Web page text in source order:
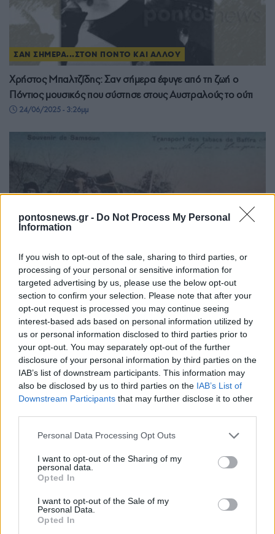
pontosnews.gr - Do Not Process My Personal
Information
If you wish to opt-out of the sale, sharing to third parties, or
processing of your personal or sensitive information for
targeted advertising by us, please use the below opt-out
section to confirm your selection. Please note that after your
opt-out request is processed you may continue seeing
interest-based ads based on personal information utilized by
us or personal information disclosed to third parties prior to
your opt-out. You may separately opt-out of the further
disclosure of your personal information by third parties on the
IAB’s list of downstream participants. This information may
also be disclosed by us to third parties on the IAB’s List of
Downstream Participants that may further disclose it to other
Please note that this website/app uses one or more Google
not limited to your visit or usage behaviour. You may click to
grant or deny consent to Google and its third-party tags to
use your data for below specified purposes in below Google
consent section.
Personal Data Processing Opt Outs
I want to opt-out of the Sharing of my
personal data.
Opted In
I want to opt-out of the Sale of my
Personal Data.
Opted In
ΣΑΝ ΣΗΜΕΡΑ...ΣΤΟΝ ΠΟΝΤΟ ΚΑΙ ΑΛΛΟΥ
Χρήστος Μπαλτζίδης: Σαν σήμερα έφυγε από τη ζωή o
Πόντιος μουσικός που σύστησε στους Αυστραλούς το ούτι
24/06/2025 - 3:26μμ
Μαρτυρία Κωνσταντίνου Αθανασιάδη: «Είδα γεμάτα πηγάδια
από κατασφαγμένα κορμιά»
22/05/2025 - 10:44μμ